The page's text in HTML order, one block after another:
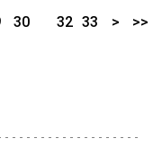
30
32 33 > >>